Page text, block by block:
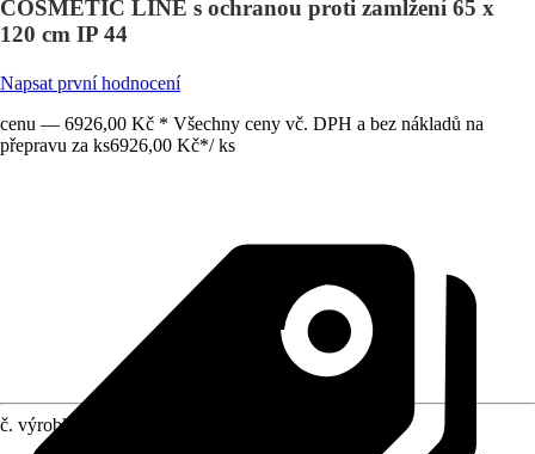
COSMETIC LINE s ochranou proti zamlžení 65 x
120 cm IP 44
Napsat první hodnocení
cenu — 6926,00 Kč * Všechny ceny vč. DPH a bez nákladů na
přepravu za ks6926,00 Kč*/ ks
č. výrobku